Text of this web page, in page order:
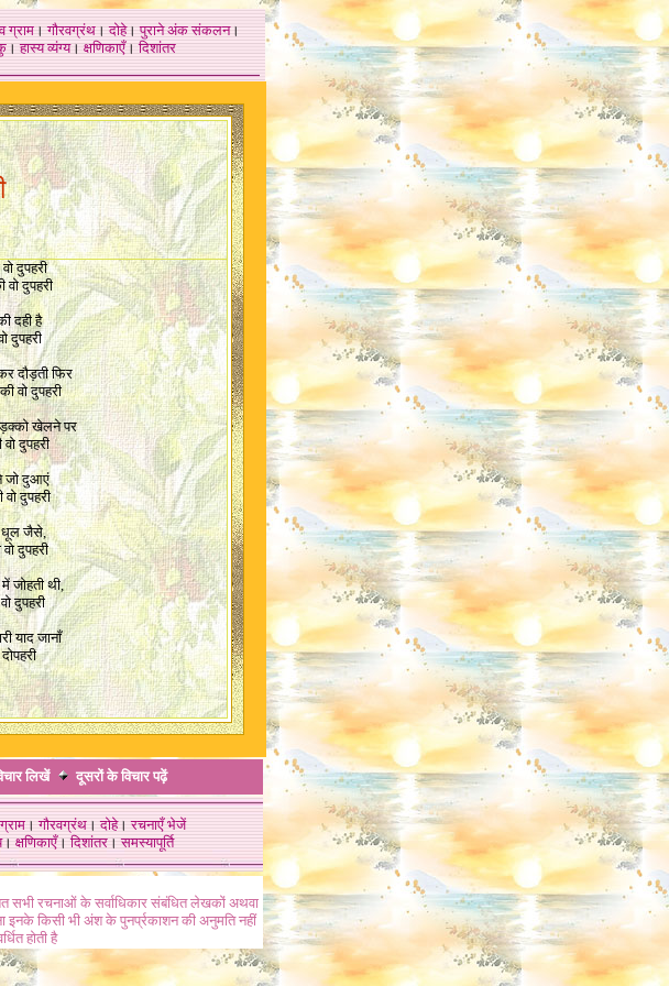
ग्राम।गौरवग्रंथ।दोहे।पुराने अंक संकलन।
।हास्य व्यंग्य।क्षणिकाएँ।दिशांतर
दुपहरी
वो दुपहरी
दही है
दुपहरी
दौड़ती फिर
वो दुपहरी
खेलने पर
वो दुपहरी
जो दुआएं
वो दुपहरी
धूल जैसे,
दुपहरी
जोहती थी,
दुपहरी
याद जानाँ
लिखें दूसरों के विचारपढ़ें
।गौरवग्रंथ।दोहे।रचनाएँ भेजें
। क्षणिकाएँ। दिशांतर। समस्यापूर्ति
सभी रचनाओं के सर्वाधिकार संबंधित लेखकों अथवा
किसी भी अंश के पुनर्प्रकाशन की अनुमति नहीं
होती है